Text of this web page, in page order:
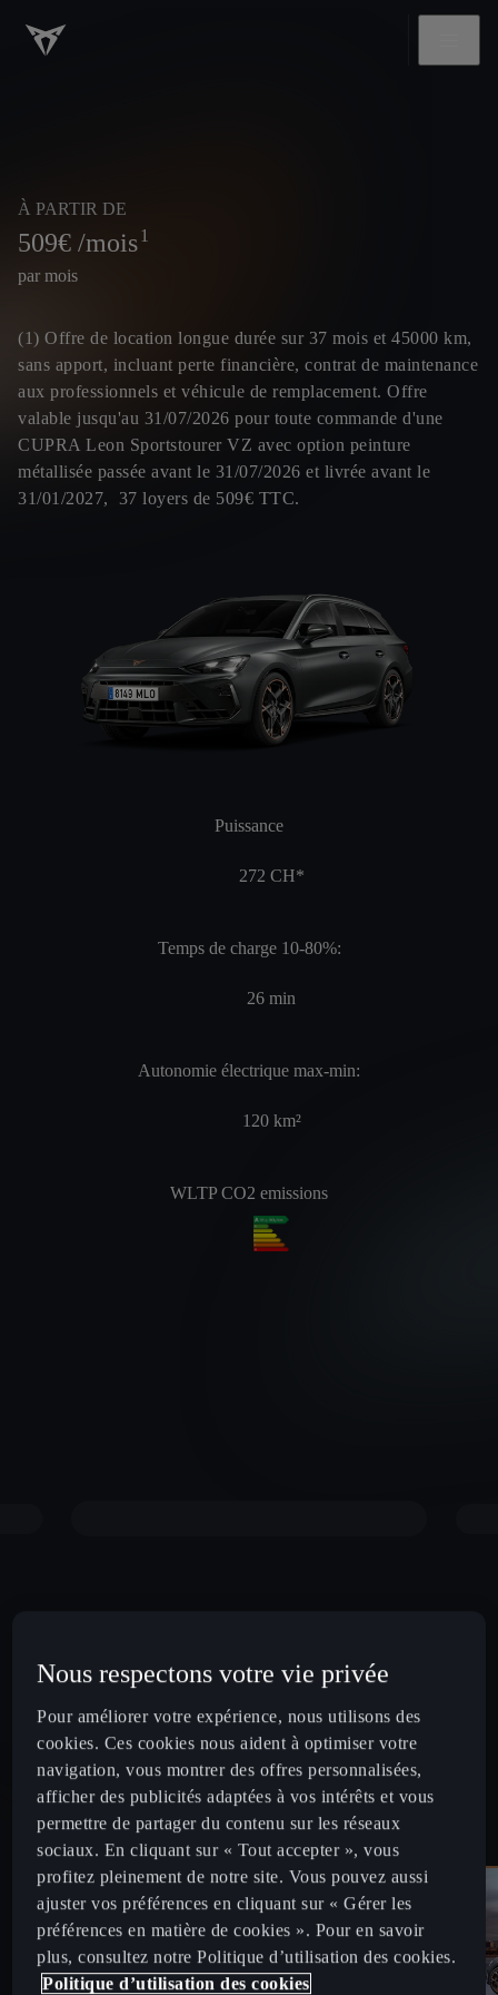
À PARTIR DE
509€ /mois1
par mois
(1) Offre de location longue durée sur 37 mois et 45000 km,
sans apport, incluant perte financière, contrat de maintenance
aux professionnels et véhicule de remplacement. Offre
valable jusqu'au 31/07/2026 pour toute commande d'une
CUPRA Leon Sportstourer VZ avec option peinture
métallisée passée avant le 31/07/2026 et livrée avant le
31/01/2027, 37 loyers de 509€ TTC.
Puissance
272 CH*
Temps de charge 10-80%:
26 min
Autonomie électrique max-min:
120 km²
WLTP CO2 emissions
Nous respectons votre vie privée
Pour améliorer votre expérience, nous utilisons des
cookies. Ces cookies nous aident à optimiser votre
navigation, vous montrer des offres personnalisées,
afficher des publicités adaptées à vos intérêts et vous
permettre de partager du contenu sur les réseaux
sociaux. En cliquant sur « Tout accepter », vous
profitez pleinement de notre site. Vous pouvez aussi
ajuster vos préférences en cliquant sur « Gérer les
préférences en matière de cookies ». Pour en savoir
plus, consultez notre Politique d’utilisation des cookies.
Politique d’utilisation des cookies